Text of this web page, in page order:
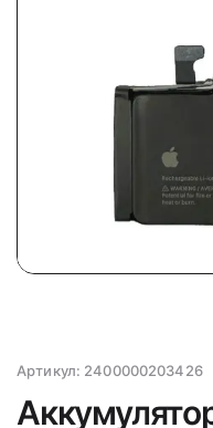
Артикул: 2400000203426